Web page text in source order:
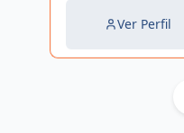
Ver Perfil